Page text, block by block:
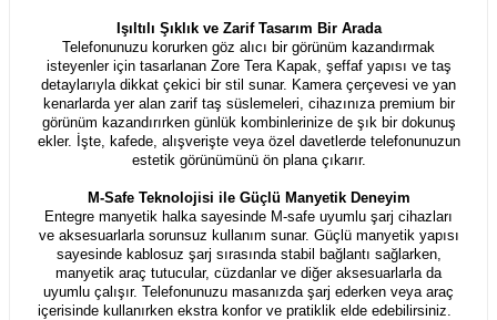
Işıltılı Şıklık ve Zarif Tasarım Bir Arada
Telefonunuzu korurken göz alıcı bir görünüm kazandırmak
isteyenler için tasarlanan Zore Tera Kapak, şeffaf yapısı ve taş
detaylarıyla dikkat çekici bir stil sunar. Kamera çerçevesi ve yan
kenarlarda yer alan zarif taş süslemeleri, cihazınıza premium bir
görünüm kazandırırken günlük kombinlerinize de şık bir dokunuş
ekler. İşte, kafede, alışverişte veya özel davetlerde telefonunuzun
estetik görünümünü ön plana çıkarır.
M-Safe Teknolojisi ile Güçlü Manyetik Deneyim
Entegre manyetik halka sayesinde M-safe uyumlu şarj cihazları
ve aksesuarlarla sorunsuz kullanım sunar. Güçlü manyetik yapısı
sayesinde kablosuz şarj sırasında stabil bağlantı sağlarken,
manyetik araç tutucular, cüzdanlar ve diğer aksesuarlarla da
uyumlu çalışır. Telefonunuzu masanızda şarj ederken veya araç
içerisinde kullanırken ekstra konfor ve pratiklik elde edebilirsiniz.